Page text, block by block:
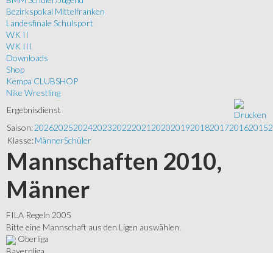
Bezirkspokal Mittelfranken
Landesfinale Schulsport
WK II
WK III
Downloads
Shop
Kempa CLUBSHOP
Nike Wrestling
Ergebnisdienst
Saison:202620252024202320222021 202020192018201720162015
Klasse:MännerSchüler
Mannschaften 2010,
Männer
FILA Regeln 2005
Bitte eine Mannschaft aus den Ligen auswählen.
Oberliga
Bayernliga